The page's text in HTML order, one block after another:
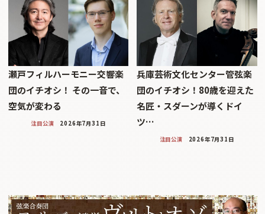
瀬戸フィルハーモニー交響楽
団のイチオシ！ その一音で、
空気が変わる
注目公演 2026年7月31日
兵庫芸術文化センター管弦楽
団のイチオシ！80歳を迎えた
名匠・スダーンが導くドイ
ツ…
注目公演 2026年7月31日